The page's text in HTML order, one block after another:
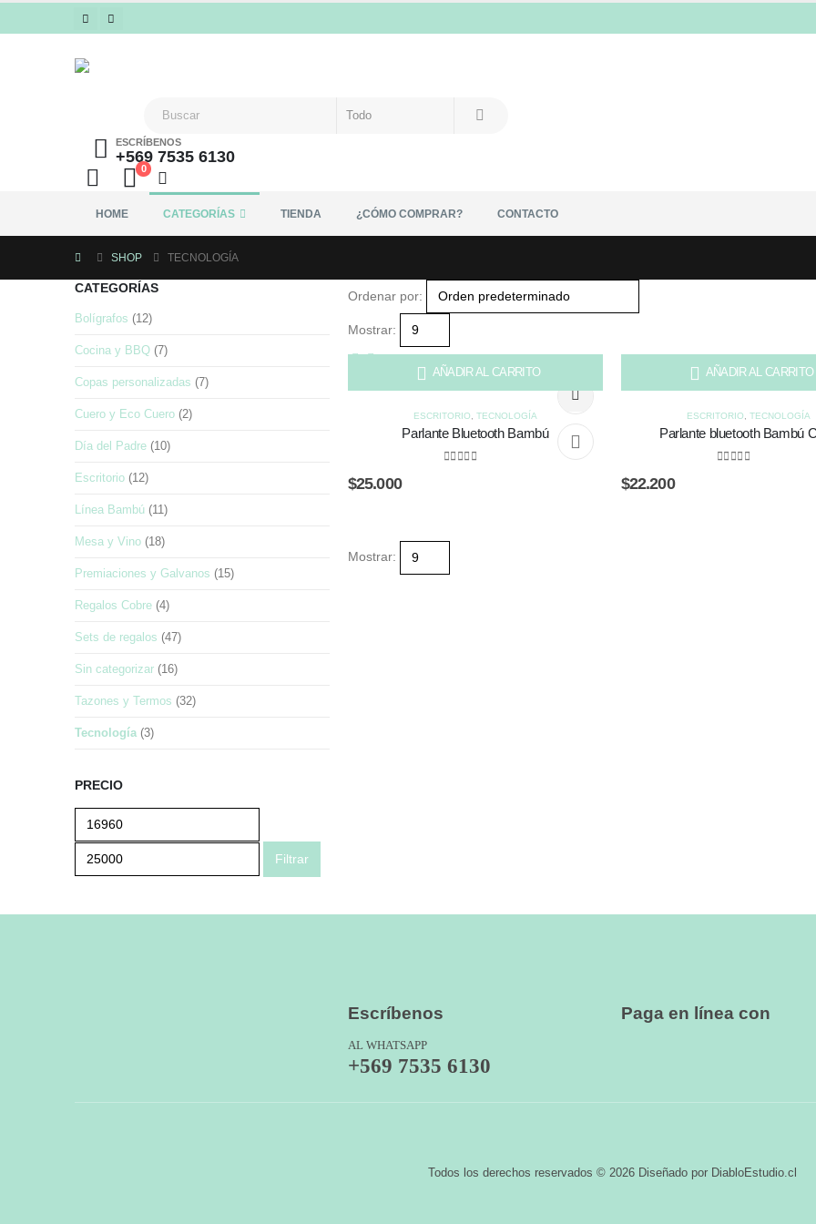
ESCRÍBENOS
+569 7535 6130
0
HOME CATEGORÍAS TIENDA ¿CÓMO COMPRAR? CONTACTO
SHOP TECNOLOGÍA
Ordenar por:
Mostrar:
AÑADIR AL CARRITO
ESCRITORIO, TECNOLOGÍA
Parlante Bluetooth Bambú
$25.000
AÑADIR AL CARRITO
ESCRITORIO, TECNOLOGÍA
Parlante bluetooth Bambú
$22.200
Mostrar:
CATEGORÍAS
Bolígrafos (12)
Cocina y BBQ (7)
Copas personalizadas (7)
Cuero y Eco Cuero (2)
Día del Padre (10)
Escritorio (12)
Línea Bambú (11)
Mesa y Vino (18)
Premiaciones y Galvanos (15)
Regalos Cobre (4)
Sets de regalos (47)
Sin categorizar (16)
Tazones y Termos (32)
Tecnología (3)
PRECIO
Precio
mínimo
máximo
Filtrar
Escríbenos
AL WHATSAPP
+569 7535 6130
Paga en línea con
Todos los derechos reservados © 2026 Diseñado por DiabloEstudio.cl